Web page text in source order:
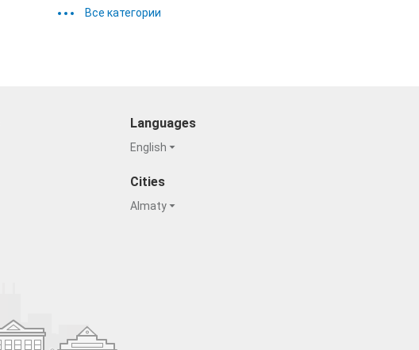
Все категории
Languages
English
Cities
Almaty